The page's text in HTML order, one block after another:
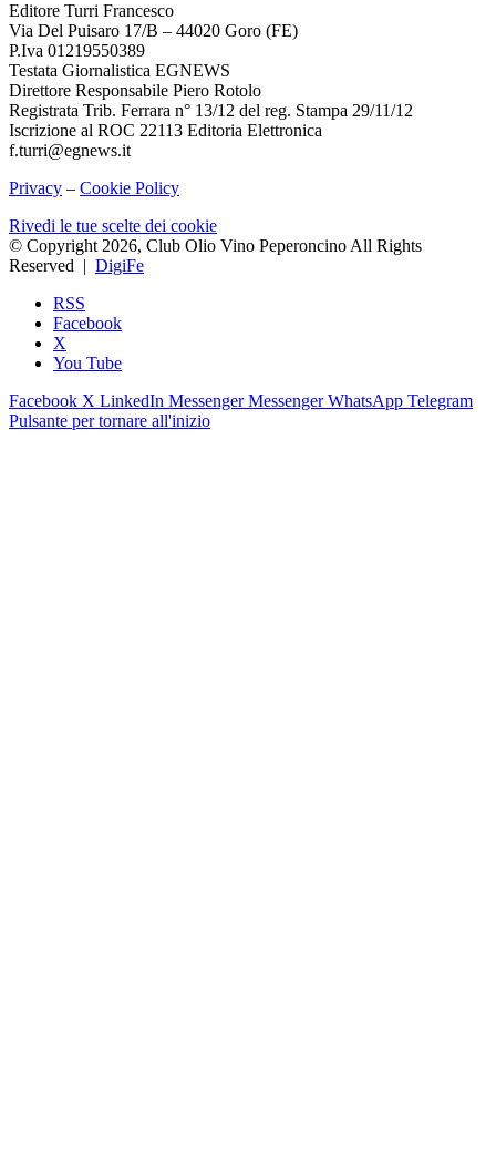
Editore Turri Francesco
Via Del Puisaro 17/B – 44020 Goro (FE)
P.Iva 01219550389
Testata Giornalistica EGNEWS
Direttore Responsabile Piero Rotolo
Registrata Trib. Ferrara n° 13/12 del reg. Stampa 29/11/12
Iscrizione al ROC 22113 Editoria Elettronica
f.turri@egnews.it
Privacy – Cookie Policy
Rivedi le tue scelte dei cookie
© Copyright 2026, Club Olio Vino Peperoncino All Rights
Reserved | DigiFe
RSS
Facebook
X
You Tube
Facebook X LinkedIn Messenger Messenger WhatsApp Telegram
Pulsante per tornare all'inizio